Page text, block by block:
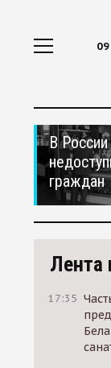
В
граждан
Лента
17:35